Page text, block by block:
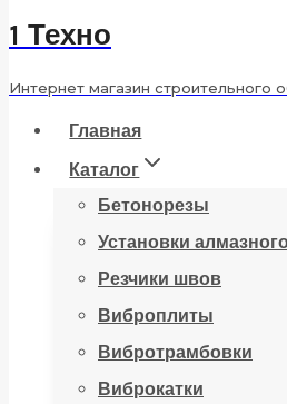
1 Техно
Интернет магазин строительного
Главная
Каталог
Бетонорезы
Установки
Резчики швов
Виброплиты
Вибротрамбовки
Виброкатки